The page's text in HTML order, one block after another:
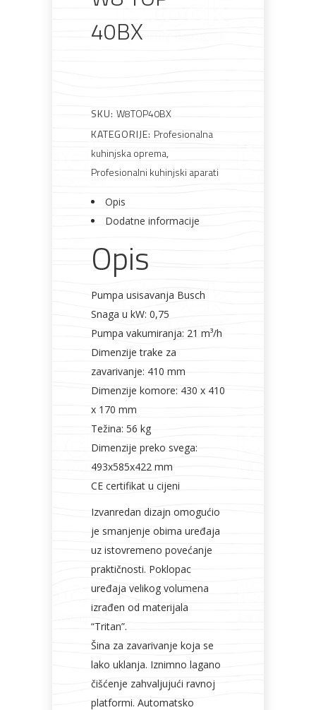
Metalna
galanterija
Elektromaterijal
40BX
SKU: W8TOP40BX
KATEGORIJE: Profesionalna
kuhinjska oprema,
Profesionalni kuhinjski aparati
Opis
Dodatne informacije
Opis
Pumpa usisavanja Busch
Snaga u kW: 0,75
Pumpa vakumiranja: 21 m³/h
Dimenzije trake za
zavarivanje: 410 mm
Dimenzije komore: 430 x 410
x 170 mm
Težina: 56 kg
Dimenzije preko svega:
493x585x422 mm
CE certifikat u cijeni
Izvanredan dizajn omogućio
je smanjenje obima uređaja
uz istovremeno povećanje
praktičnosti. Poklopac
uređaja velikog volumena
izrađen od materijala
“Tritan”.
Šina za zavarivanje koja se
lako uklanja. Iznimno lagano
čišćenje zahvaljujući ravnoj
platformi. Automatsko